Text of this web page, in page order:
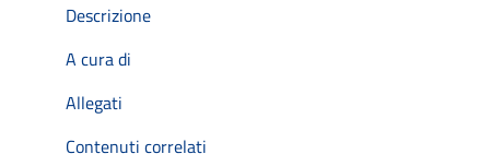
Descrizione
A cura di
Allegati
Contenuti correlati